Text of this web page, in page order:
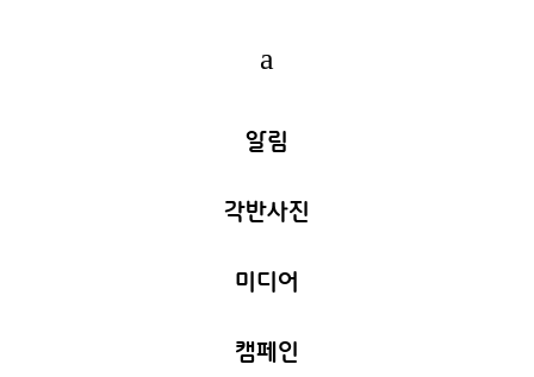
a
알림
각반사진
미디어
캠페인